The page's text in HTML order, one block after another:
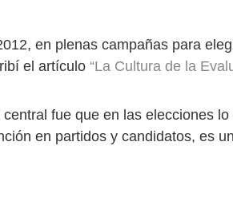
en plenas campañas para
el artículo “La Cultura de la
fue que en las elecciones
en partidos y candidatos, es